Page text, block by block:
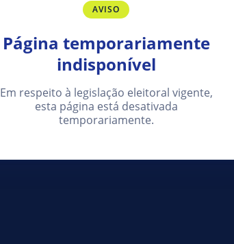
AVISO
Página temporariamente
indisponível
Em respeito à legislação eleitoral vigente,
esta página está desativada
temporariamente.